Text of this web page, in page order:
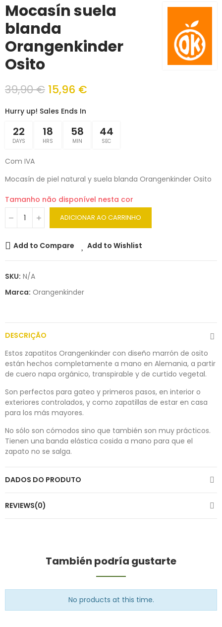
Mocasín suela
blanda
Orangenkinder
Osito
39,90 € 15,96 €
Hurry up! Sales Ends In
22
DAYS
18
HRS
58
MIN
44
SEC
Com IVA
Mocasín de piel natural y suela blanda Orangenkinder Osito
Tamanho não disponível nesta cor
ADICIONAR AO CARRINHO
Add to Compare Add to Wishlist
SKU: N/A
Marca: Orangenkinder
DESCRIÇÃO
Estos zapatitos Orangenkinder con diseño marrón de osito
están hechos completamente a mano en Alemania, a partir
de cuero napa orgánico, transpirable y de curtido vegetal.
Son perfectos para gateo y primeros pasos, en interior o
exteriores controlados, y como zapatillas de estar en casa
para los más mayores.
No sólo son cómodos sino que también son muy prácticos.
Tienen una banda elástica cosida a mano para que el
zapato no se salga.
DADOS DO PRODUTO
REVIEWS(0)
También podría gustarte
No products at this time.